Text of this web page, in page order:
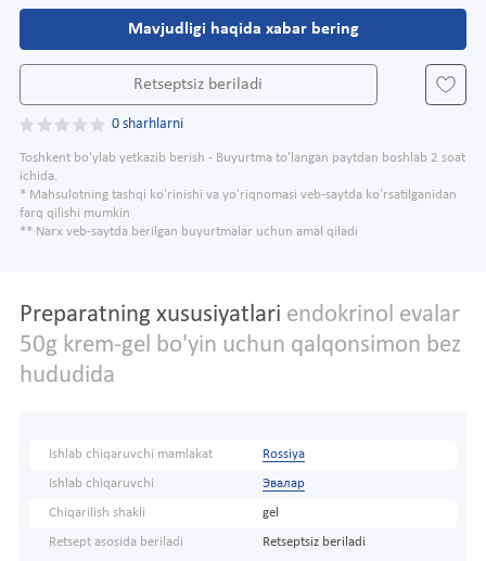
Mavjudligi haqida xabar bering
Retseptsiz beriladi
0 sharhlarni
Toshkent bo'ylab yetkazib berish - Buyurtma to'langan paytdan boshlab 2 soat
ichida.
* Mahsulotning tashqi ko'rinishi va yo'riqnomasi veb-saytda ko'rsatilganidan
farq qilishi mumkin
** Narx veb-saytda berilgan buyurtmalar uchun amal qiladi
Preparatning xususiyatlari endokrinol evalar
50g krem-gel bo'yin uchun qalqonsimon bez
hududida
Ishlab chiqaruvchi mamlakat Rossiya
Ishlab chiqaruvchi Эвалар
Chiqarilish shakli gel
Retsept asosida beriladi Retseptsiz beriladi